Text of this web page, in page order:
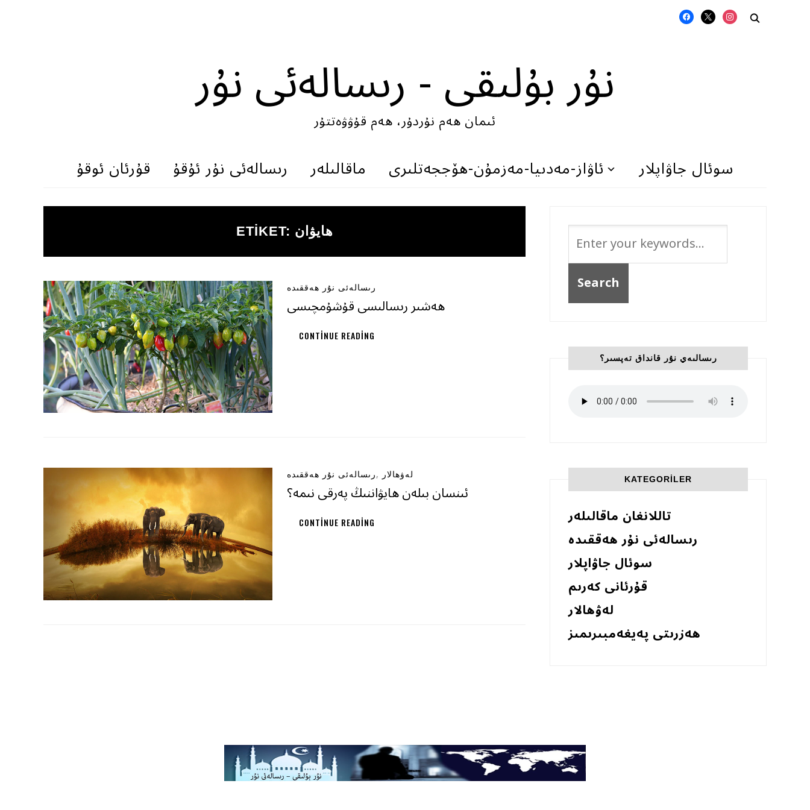
FACEBOOK
X INSTAGRAM
نۇر بۇلىقى - رىسالەئى نۇر
ئىمان ھەم نۇردۇر، ھەم قۇۋۋەتتۇر
قۇرئان ئوقۇ رىسالەئى نۇر ئۇقۇ ماقالىلەر ئاۋاز-مەدىيا-مەزمۇن-ھۆججەتلىرى سوئال جاۋاپلار
ETIKET: ھايۋان
رىسالەئى نۇر ھەققىدە
ھەشىر رىسالىسى قۇشۇمچىسى
CONTINUE READING
رىسالەئى نۇر ھەققىدە, لەۋھالار
ئىنسان بىلەن ھايۋاننىڭ پەرقى نىمە؟
CONTINUE READING
رىسالىەي نۇر قانداق تەپسىر؟
KATEGORILER
تاللانغان ماقالىلەر
رىسالەئى نۇر ھەققىدە
سوئال جاۋاپلار
قۇرئانى كەرىم
لەۋھالار
ھەزرىتى پەيغەمبىرىمىز